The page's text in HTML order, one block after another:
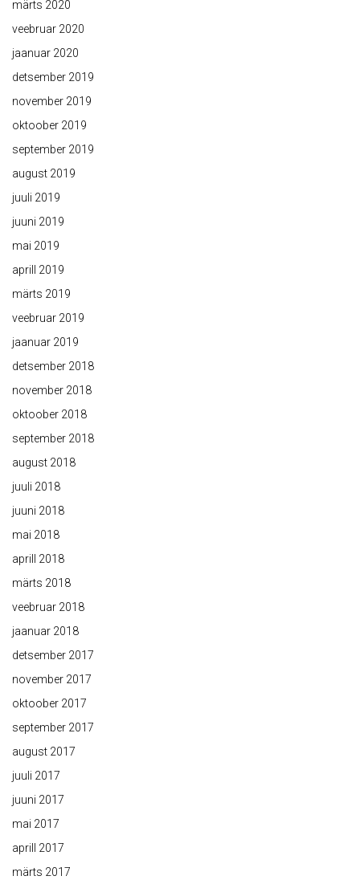
märts 2020
veebruar 2020
jaanuar 2020
detsember 2019
november 2019
oktoober 2019
september 2019
august 2019
juuli 2019
juuni 2019
mai 2019
aprill 2019
märts 2019
veebruar 2019
jaanuar 2019
detsember 2018
november 2018
oktoober 2018
september 2018
august 2018
juuli 2018
juuni 2018
mai 2018
aprill 2018
märts 2018
veebruar 2018
jaanuar 2018
detsember 2017
november 2017
oktoober 2017
september 2017
august 2017
juuli 2017
juuni 2017
mai 2017
aprill 2017
märts 2017